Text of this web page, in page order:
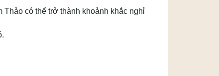
Thảo có thể trở thành khoảnh khắc nghỉ